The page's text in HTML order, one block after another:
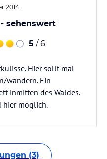
2014
sehenswert
5 / 6
Hier sollt mal
wandern. Ein
inmitten des Waldes.
hier möglich.
(3)